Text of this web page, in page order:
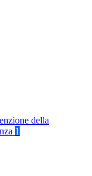
della
1